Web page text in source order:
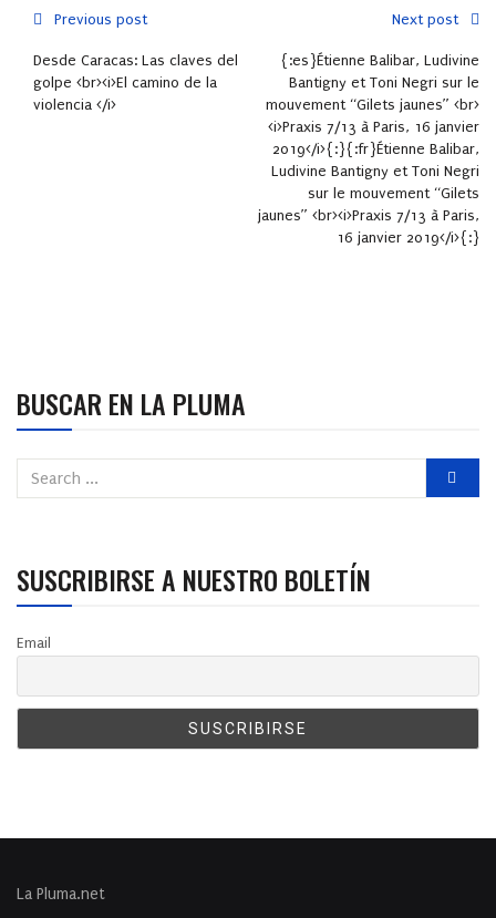
Previous post
Desde Caracas: Las claves del
golpe <br><i>El camino de la
violencia </i>
Next post
{:es}Étienne Balibar, Ludivine
Bantigny et Toni Negri sur le
mouvement “Gilets jaunes” <br>
<i>Praxis 7/13 à Paris, 16 janvier
2019</i>{:}{:fr}Étienne Balibar,
Ludivine Bantigny et Toni Negri
sur le mouvement “Gilets
jaunes” <br><i>Praxis 7/13 à Paris,
16 janvier 2019</i>{:}
BUSCAR EN LA PLUMA
SUSCRIBIRSE A NUESTRO BOLETÍN
Email
La Pluma.net